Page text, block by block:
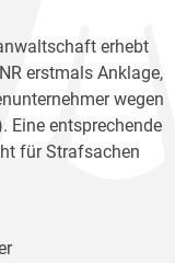
erhebt
erstmals Anklage,
wegen
Eine entsprechende
für Strafsachen